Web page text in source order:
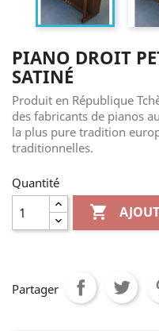
PIANO DROIT
SATINÉ
Produit en République
des fabricants de pianos
la plus pure tradition
traditionnelles.
Quantité

Partager